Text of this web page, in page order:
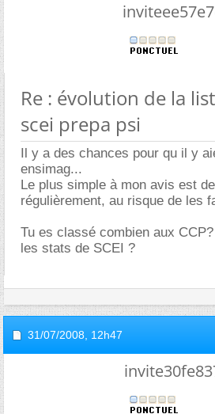
Re : évolution de la
scei prepa psi
Il y a des chances pour qu il y
ensimag...
Le plus simple à mon avis est
régulièrement, au risque de les
Tu es classé combien aux
les stats de SCEI ?
31/07/2008, 12h47